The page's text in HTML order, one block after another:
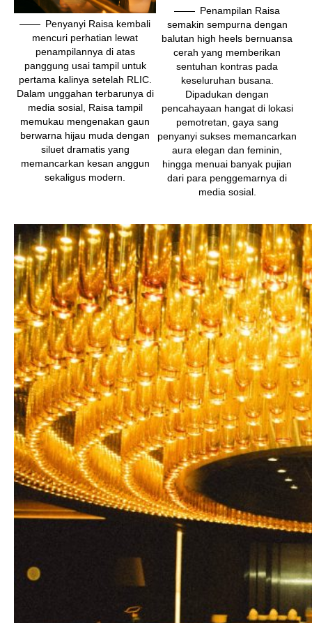
Penyanyi Raisa kembali
mencuri perhatian lewat
penampilannya di atas
panggung usai tampil untuk
pertama kalinya setelah RLIC.
Dalam unggahan terbarunya di
media sosial, Raisa tampil
memukau mengenakan gaun
berwarna hijau muda dengan
siluet dramatis yang
memancarkan kesan anggun
sekaligus modern.
Penampilan Raisa
semakin sempurna dengan
balutan high heels bernuansa
cerah yang memberikan
sentuhan kontras pada
keseluruhan busana.
Dipadukan dengan
pencahayaan hangat di lokasi
pemotretan, gaya sang
penyanyi sukses memancarkan
aura elegan dan feminin,
hingga menuai banyak pujian
dari para penggemarnya di
media sosial.